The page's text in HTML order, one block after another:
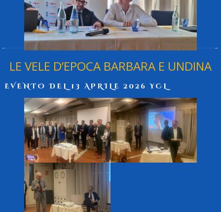
LE VELE D’EPOCA BARBARA E UNDINA
EVENTO DEL 13 APRILE 2026 YCL